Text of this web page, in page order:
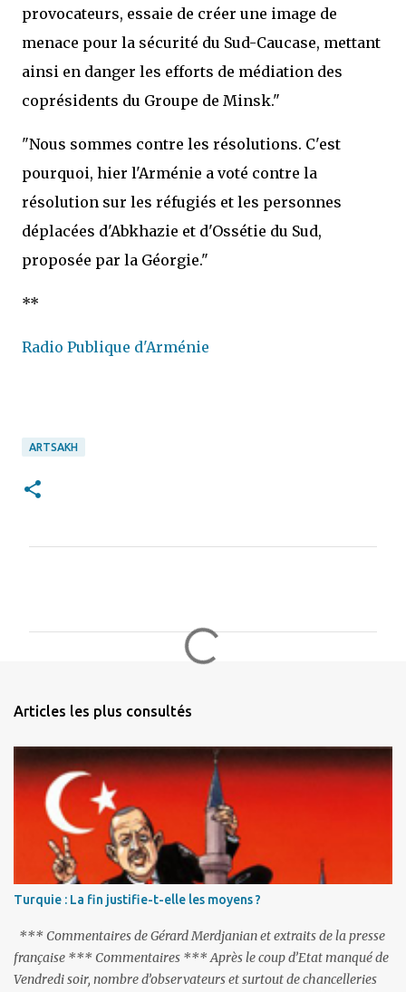
provocateurs, essaie de créer une image de
menace pour la sécurité du Sud-Caucase, mettant
ainsi en danger les efforts de médiation des
coprésidents du Groupe de Minsk."
"Nous sommes contre les résolutions. C'est
pourquoi, hier l'Arménie a voté contre la
résolution sur les réfugiés et les personnes
déplacées d'Abkhazie et d'Ossétie du Sud,
proposée par la Géorgie."
**
Radio Publique d'Arménie
ARTSAKH
n
i
Articles les plus consultés
Turquie : La fin justifie-t-elle les moyens ?
*** Commentaires de Gérard Merdjanian et extraits de la presse
française *** Commentaires *** Après le coup d’Etat manqué de
Vendredi soir, nombre d’observateurs et surtout de chancelleries